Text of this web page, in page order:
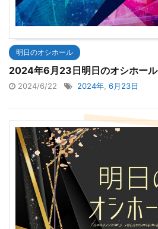
明日のオシホール
2024年6月23日明日のオシホール
2024/6/22 2024年, 6月23日